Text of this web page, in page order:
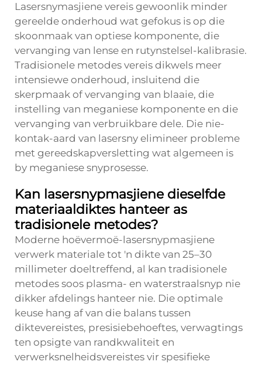
Lasersnymasjiene vereis gewoonlik minder
gereelde onderhoud wat gefokus is op die
skoonmaak van optiese komponente, die
vervanging van lense en rutynstelsel-kalibrasie.
Tradisionele metodes vereis dikwels meer
intensiewe onderhoud, insluitend die
skerpmaak of vervanging van blaaie, die
instelling van meganiese komponente en die
vervanging van verbruikbare dele. Die nie-
kontak-aard van lasersny elimineer probleme
met gereedskapversletting wat algemeen is
by meganiese snyprosesse.
Kan lasersnypmasjiene dieselfde
materiaaldiktes hanteer as
tradisionele metodes?
Moderne hoëvermoë-lasersnypmasjiene
verwerk materiale tot 'n dikte van 25–30
millimeter doeltreffend, al kan tradisionele
metodes soos plasma- en waterstraalsnyp nie
dikker afdelings hanteer nie. Die optimale
keuse hang af van die balans tussen
diktevereistes, presisiebehoeftes, verwagtings
ten opsigte van randkwaliteit en
verwerksnelheidsvereistes vir spesifieke